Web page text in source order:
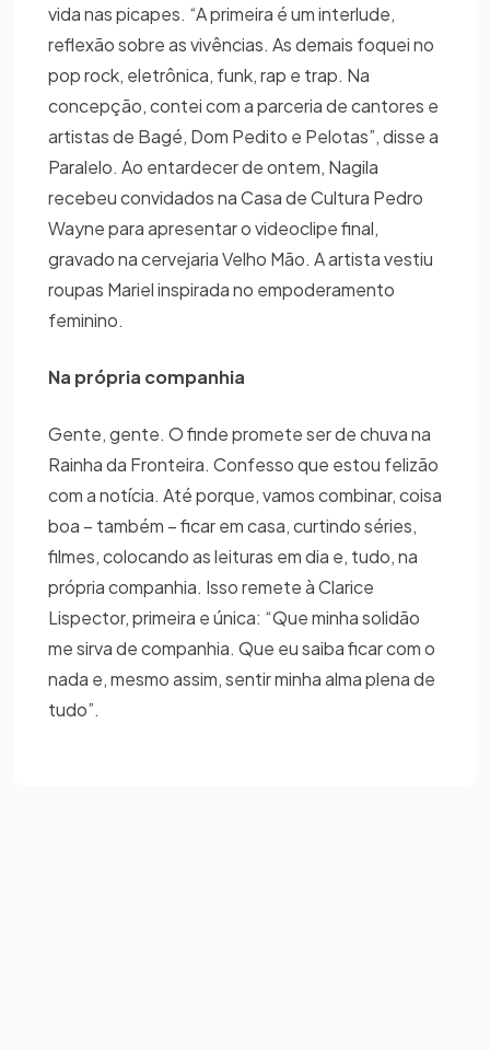
vida nas picapes. “A primeira é um interlude,
reflexão sobre as vivências. As demais foquei no
pop rock, eletrônica, funk, rap e trap. Na
concepção, contei com a parceria de cantores e
artistas de Bagé, Dom Pedito e Pelotas”, disse a
Paralelo. Ao entardecer de ontem, Nagila
recebeu convidados na Casa de Cultura Pedro
Wayne para apresentar o videoclipe final,
gravado na cervejaria Velho Mão. A artista vestiu
roupas Mariel inspirada no empoderamento
feminino.
Na própria companhia
Gente, gente. O finde promete ser de chuva na
Rainha da Fronteira. Confesso que estou felizão
com a notícia. Até porque, vamos combinar, coisa
boa – também – ficar em casa, curtindo séries,
filmes, colocando as leituras em dia e, tudo, na
própria companhia. Isso remete à Clarice
Lispector, primeira e única: “Que minha solidão
me sirva de companhia. Que eu saiba ficar com o
nada e, mesmo assim, sentir minha alma plena de
tudo”.